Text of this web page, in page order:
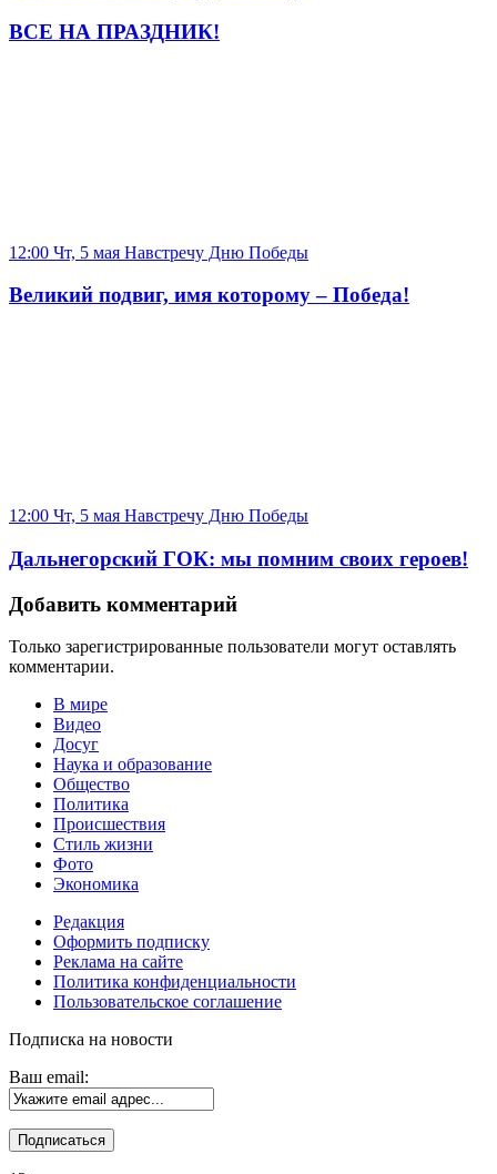
ВСЕ НА ПРАЗДНИК!
12:00 Чт, 5 мая Навстречу Дню Победы
Великий подвиг, имя которому – Победа!
12:00 Чт, 5 мая Навстречу Дню Победы
Дальнегорский ГОК: мы помним своих героев!
Добавить комментарий
Только зарегистрированные пользователи могут оставлять
комментарии.
В мире
Видео
Досуг
Наука и образование
Общество
Политика
Происшествия
Стиль жизни
Фото
Экономика
Редакция
Оформить подписку
Реклама на сайте
Политика конфиденциальности
Пользовательское соглашение
Подписка на новости
Ваш email: